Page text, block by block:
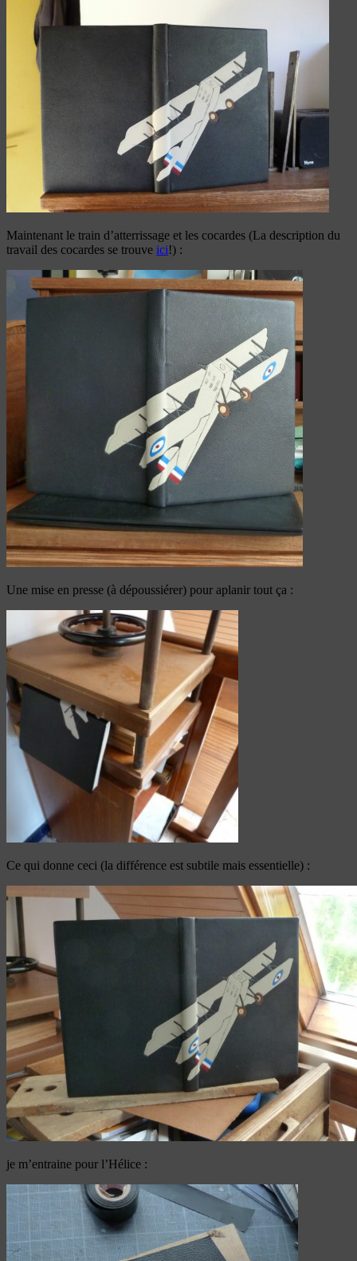
Maintenant le train d’atterrissage et les cocardes (La description du
travail des cocardes se trouve ici!) :
Une mise en presse (à dépoussiérer) pour aplanir tout ça :
Ce qui donne ceci (la différence est subtile mais essentielle) :
je m’entraine pour l’Hélice :